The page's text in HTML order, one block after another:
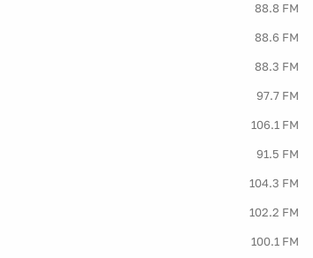
88.8 FM
88.6 FM
88.3 FM
97.7 FM
106.1 FM
91.5 FM
104.3 FM
102.2 FM
100.1 FM